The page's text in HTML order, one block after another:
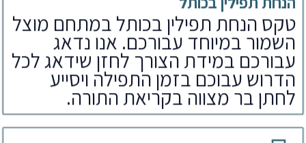
טקס הנחת תפילין בכותל במתחם מוצל
השמור במיוחד עבורכם. אנו נדאג
עבורכם במידת הצורך לחזן שידאג לכל
הדרוש עבוכם בזמן התפילה ויסייע
לחתן בר מצווה בקריאת התורה.